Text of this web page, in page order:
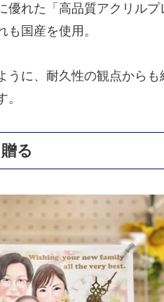
優れた「高品質アクリル
も国産を使用。
うに、耐久性の観点から
。
る